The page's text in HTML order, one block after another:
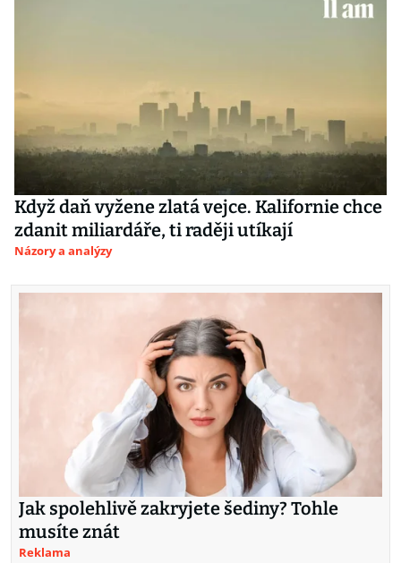
Když daň vyžene zlatá vejce. Kalifornie chce
zdanit miliardáře, ti raději utíkají
Názory a analýzy
Jak spolehlivě zakryjete šediny? Tohle
musíte znát
Reklama